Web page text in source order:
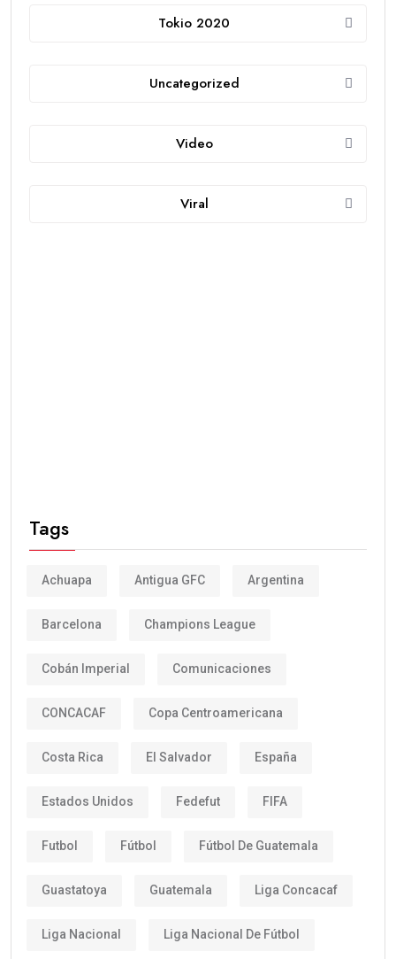
Tokio 2020
Uncategorized
Video
Viral
Tags
Achuapa Antigua GFC Argentina
Barcelona Champions League
Cobán Imperial Comunicaciones
CONCACAF Copa Centroamericana
Costa Rica El Salvador España
Estados Unidos Fedefut FIFA
Futbol Fútbol Fútbol De Guatemala
Guastatoya Guatemala Liga Concacaf
Liga Nacional Liga Nacional De Fútbol